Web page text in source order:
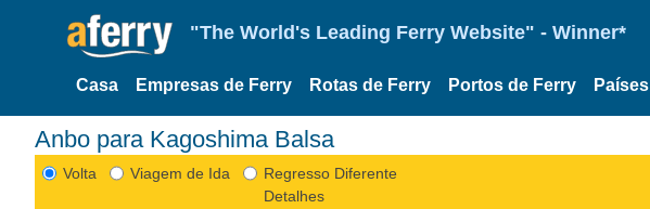
"The World's Leading Ferry Website" - Winner*
Casa Empresas de Ferry Rotas de Ferry Portos de Ferry Países
Anbo para Kagoshima Balsa
Volta Viagem de Ida
Regresso Diferente
Detalhes